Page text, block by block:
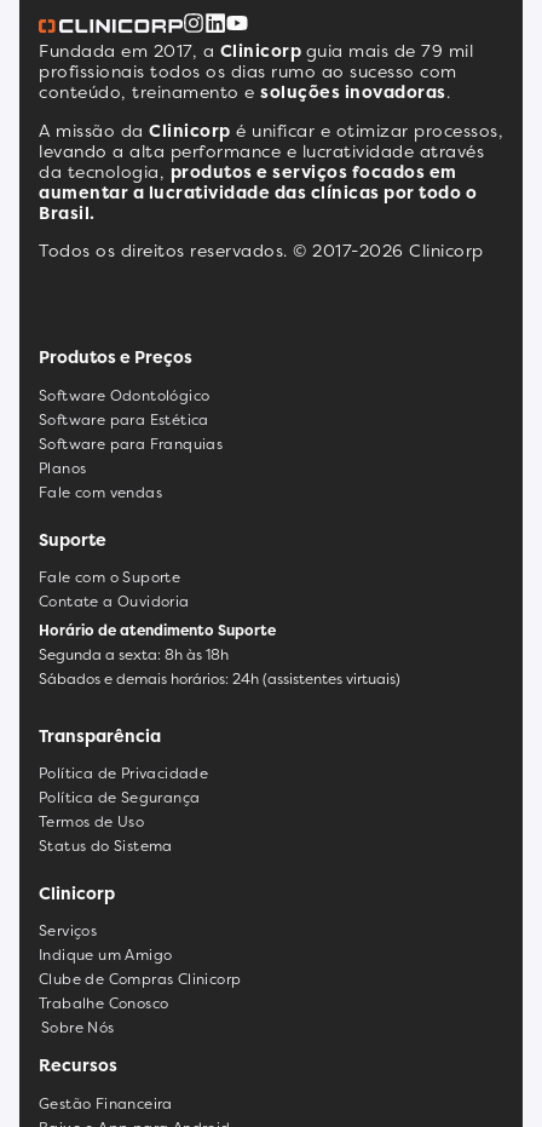
Fundada em 2017, a Clinicorp guia mais de 79 mil
profissionais todos os dias rumo ao sucesso com
conteúdo, treinamento e soluções inovadoras.
A missão da Clinicorp é unificar e otimizar processos,
levando a alta performance e lucratividade através
da tecnologia, produtos e serviços focados em
aumentar a lucratividade das clínicas por todo o
Brasil.
Todos os direitos reservados. © 2017-2026 Clinicorp
Produtos e Preços
Software Odontológico
Software para Estética
Software para Franquias
Planos
Fale com vendas
Suporte
Fale com o Suporte
Contate a Ouvidoria
Horário de atendimento Suporte
Segunda a sexta: 8h às 18h
Sábados e demais horários: 24h (assistentes virtuais)
Transparência
Política de Privacidade
Política de Segurança
Termos de Uso
Status do Sistema
Clinicorp
Serviços
Indique um Amigo
Clube de Compras Clinicorp
Trabalhe Conosco
Sobre Nós
Recursos
Gestão Financeira